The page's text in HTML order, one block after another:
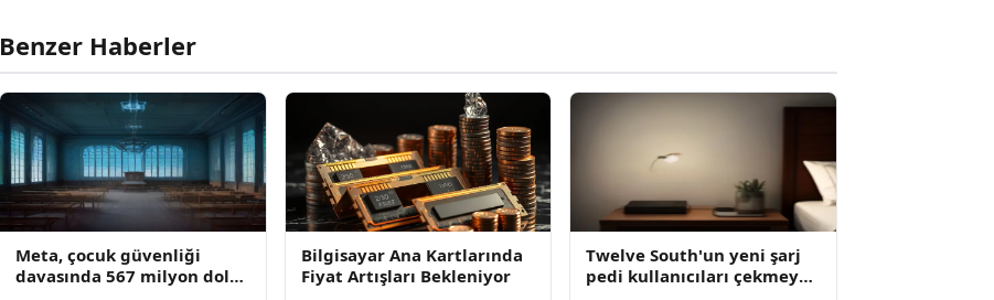
Benzer Haberler
Meta, çocuk güvenliği
davasında 567 milyon dolar
Bilgisayar Ana Kartlarında
Fiyat Artışları Bekleniyor
Twelve South'un yeni şarj
pedi kullanıcıları çekmeye